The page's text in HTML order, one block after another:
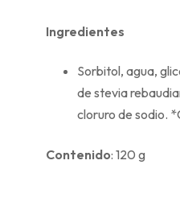
Ingredientes
Sorbitol, agua,
de stevia
cloruro de sodio.
Contenido: 120 g